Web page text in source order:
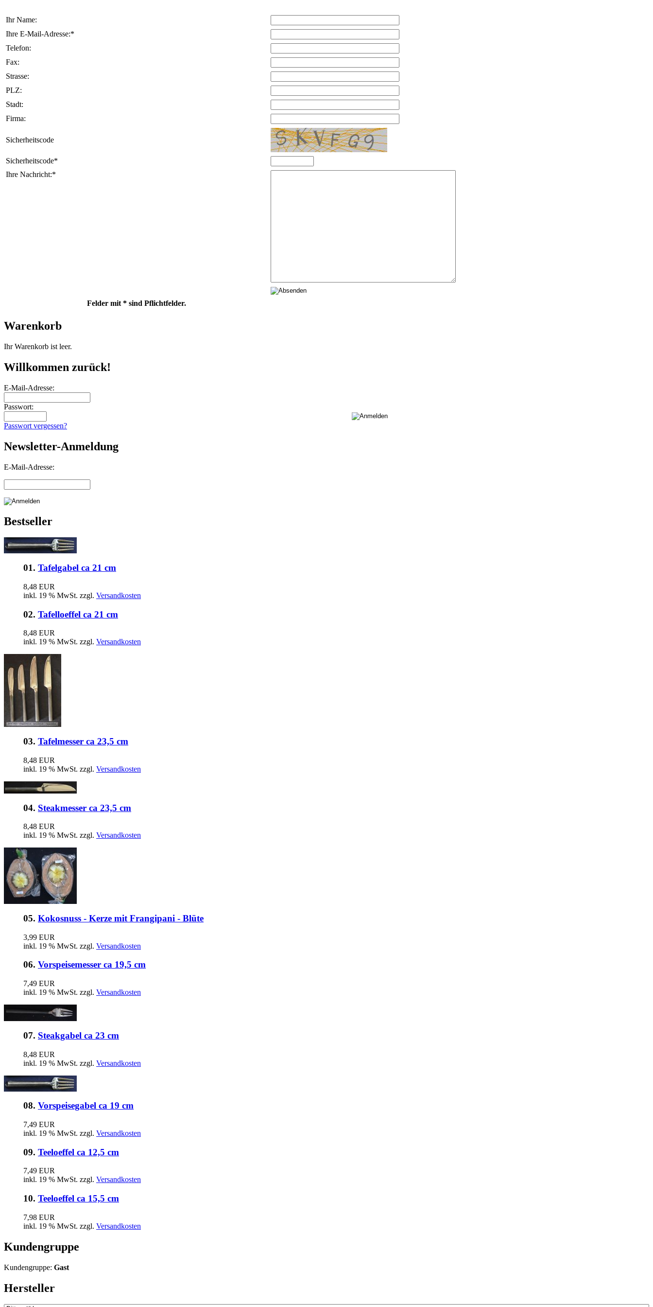
Ihr Name:
Ihre E-Mail-Adresse:*
Telefon:
Fax:
Strasse:
PLZ:
Stadt:
Firma:
Sicherheitscode
Sicherheitscode*
Ihre Nachricht:*
Felder mit * sind Pflichtfelder.
Warenkorb
Ihr Warenkorb ist leer.
Willkommen zurück!
E-Mail-Adresse:
Passwort:
Passwort vergessen?
Newsletter-Anmeldung
E-Mail-Adresse:
Bestseller
01. Tafelgabel ca 21 cm
8,48 EUR
inkl. 19 % MwSt. zzgl. Versandkosten
02. Tafelloeffel ca 21 cm
8,48 EUR
inkl. 19 % MwSt. zzgl. Versandkosten
03. Tafelmesser ca 23,5 cm
8,48 EUR
inkl. 19 % MwSt. zzgl. Versandkosten
04. Steakmesser ca 23,5 cm
8,48 EUR
inkl. 19 % MwSt. zzgl. Versandkosten
05. Kokosnuss - Kerze mit Frangipani - Blüte
3,99 EUR
inkl. 19 % MwSt. zzgl. Versandkosten
06. Vorspeisemesser ca 19,5 cm
7,49 EUR
inkl. 19 % MwSt. zzgl. Versandkosten
07. Steakgabel ca 23 cm
8,48 EUR
inkl. 19 % MwSt. zzgl. Versandkosten
08. Vorspeisegabel ca 19 cm
7,49 EUR
inkl. 19 % MwSt. zzgl. Versandkosten
09. Teeloeffel ca 12,5 cm
7,49 EUR
inkl. 19 % MwSt. zzgl. Versandkosten
10. Teeloeffel ca 15,5 cm
7,98 EUR
inkl. 19 % MwSt. zzgl. Versandkosten
Kundengruppe
Kundengruppe: Gast
Hersteller